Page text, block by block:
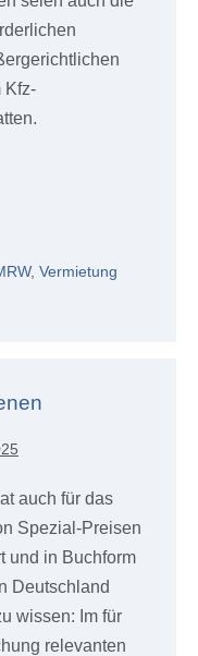
Kfz-
, Vermietung
auch für das
Spezial-Preisen
und in Buchform
Deutschland
wissen: Im für
relevanten